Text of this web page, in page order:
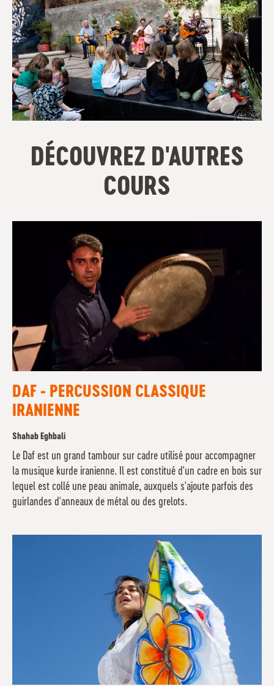
DÉCOUVREZ D'AUTRES
COURS
DAF - PERCUSSION CLASSIQUE
IRANIENNE
Shahab Eghbali
Le Daf est un grand tambour sur cadre utilisé pour accompagner
la musique kurde iranienne. Il est constitué d'un cadre en bois sur
lequel est collé une peau animale, auxquels s'ajoute parfois des
guirlandes d'anneaux de métal ou des grelots.